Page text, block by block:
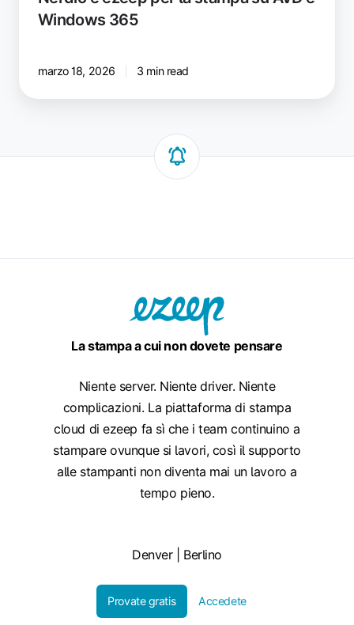
Windows 365
marzo 18, 2026 3 min read
La stampa a cui non dovete pensare
Niente server. Niente driver. Niente
complicazioni. La piattaforma di stampa
cloud di ezeep fa sì che i team continuino a
stampare ovunque si lavori, così il supporto
alle stampanti non diventa mai un lavoro a
tempo pieno.
Denver | Berlino
Provate gratis Accedete